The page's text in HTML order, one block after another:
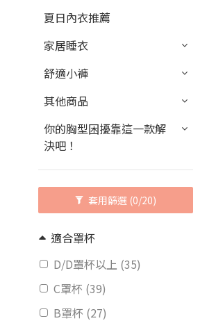
夏日內衣推薦
家居睡衣
舒適小褲
其他商品
你的胸型困擾靠這一款解
決吧！
套用篩選 (0/20)
適合罩杯
D/D罩杯以上 (35)
C罩杯 (39)
B罩杯 (27)